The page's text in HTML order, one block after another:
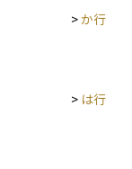
控除可能 - 葬式費用
かった費用は、相続
らすことができます。 相続税は、財産の種類や分
>か行
> は行